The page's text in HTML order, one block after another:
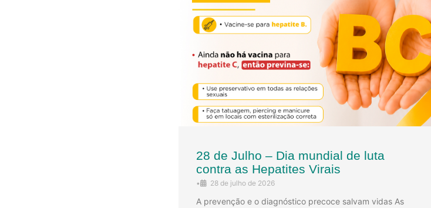
28 de Julho – Dia mundial de luta
contra as Hepatites Virais
• 28 de julho de 2026
A prevenção e o diagnóstico precoce salvam vidas As